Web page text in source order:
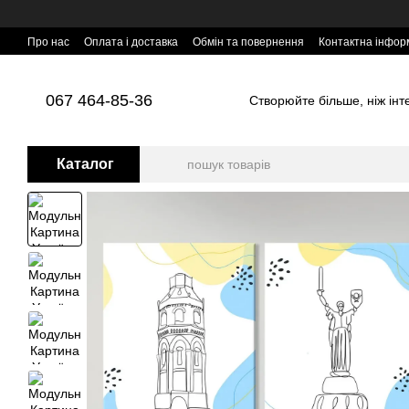
Про нас Оплата і доставка Обмін та повернення Контактна
067 464-85-36 Створюйте більше, ніж
Каталог